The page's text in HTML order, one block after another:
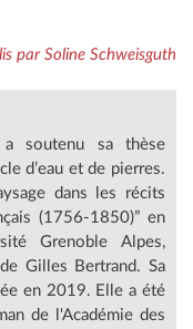
par Soline Schweisguth
a soutenu sa thèse
d’eau et de pierres.
dans les récits
(1756-1850)” en
Grenoble Alpes,
Gilles Bertrand. Sa
en 2019. Elle a été
de l'Académie des